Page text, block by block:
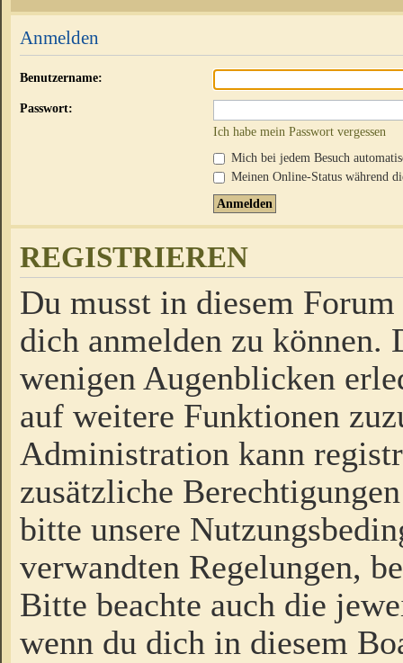
Anmelden
Benutzername:
Passwort:
Ich habe mein Passwort vergessen
Mich bei jedem Besuch
Meinen Online-Status während
REGISTRIEREN
Du musst in diesem
dich anmelden zu
wenigen Augenblicken
auf weitere Funktionen
Administration kann
zusätzliche
bitte unsere
verwandten Regelungen,
Bitte beachte auch die
wenn du dich in diesem